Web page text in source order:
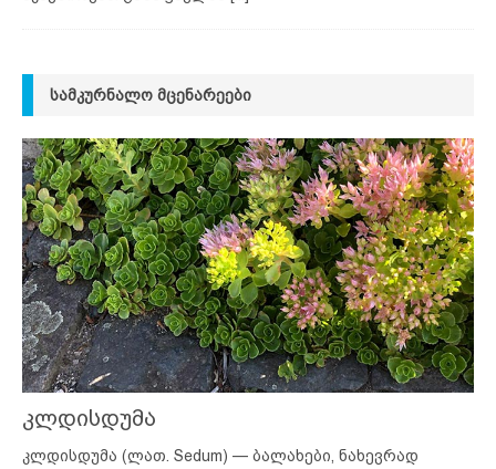
ᲡᲐᲛᲙᲣᲠᲜᲐᲚᲝ ᲛᲪᲔᲜᲐᲠᲔᲔᲑᲘ
კლდისდუმა
კლდისდუმა (ლათ. Sedum) — ბალახები, ნახევრად